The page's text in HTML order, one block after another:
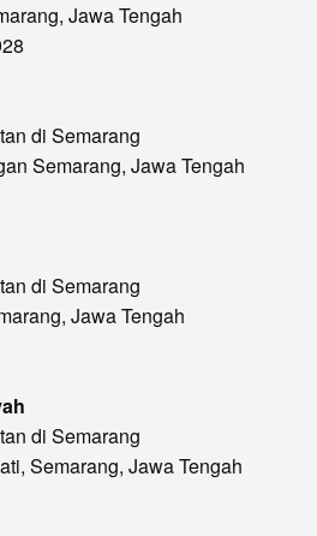
Jawa Tengah
di Semarang
Semarang, Jawa Tengah
di Semarang
Jawa Tengah
di Semarang
Semarang, Jawa Tengah